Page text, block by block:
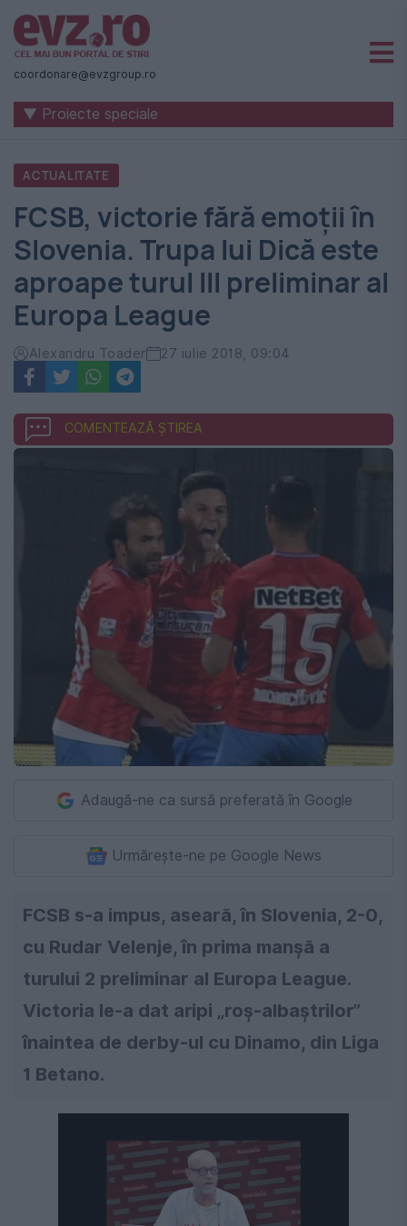
Știri
naționale
internaționale
România
-
Evenimentul
Zilei
coordonare@evzgroup.ro
▼ Proiecte speciale
ACTUALITATE
FCSB, victorie fără emoții în
Slovenia. Trupa lui Dică este
aproape turul III preliminar al
Europa League
Alexandru Toader 27 iulie 2018, 09:04
COMENTEAZĂ ȘTIREA
Adaugă-ne ca sursă preferată în Google
Urmărește-ne pe Google News
FCSB s-a impus, aseară, în Slovenia, 2-0,
cu Rudar Velenje, în prima manșă a
turului 2 preliminar al Europa League.
Victoria le-a dat aripi „roș-albaștrilor”
înaintea de derby-ul cu Dinamo, din Liga
1 Betano.